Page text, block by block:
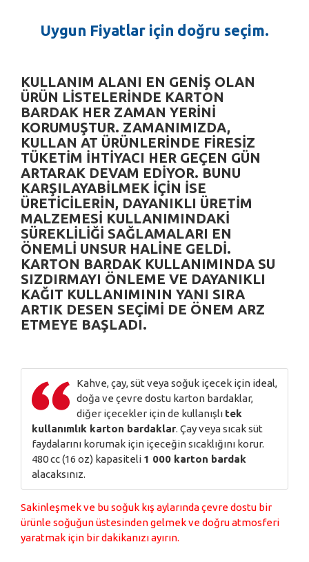
Uygun Fiyatlar için doğru seçim.
KULLANIM ALANI EN GENIŞ OLAN
ÜRÜN LISTELERINDE KARTON
BARDAK HER ZAMAN YERINI
KORUMUŞTUR. ZAMANIMIZDA,
KULLAN AT ÜRÜNLERINDE FIRESIZ
TÜKETIM IHTIYACI HER GEÇEN GÜN
ARTARAK DEVAM EDIYOR. BUNU
KARŞILAYABILMEK IÇIN ISE
ÜRETICILERIN, DAYANIKLI ÜRETIM
MALZEMESI KULLANIMINDAKI
SÜREKLILIĞI SAĞLAMALARI EN
ÖNEMLI UNSUR HALINE GELDI.
KARTON BARDAK KULLANIMINDA SU
SIZDIRMAYI ÖNLEME VE DAYANIKLI
KAĞIT KULLANIMININ YANI SIRA
ARTIK DESEN SEÇIMI DE ÖNEM ARZ
ETMEYE BAŞLADI.
Kahve, çay, süt veya soğuk içecek için ideal,
doğa ve çevre dostu karton bardaklar,
diğer içecekler için de kullanışlı tek
kullanımlık karton bardaklar. Çay veya sıcak süt
faydalarını korumak için içeceğin sıcaklığını korur.
480 cc (16 oz) kapasiteli 1 000 karton bardak
alacaksınız.
Sakinleşmek ve bu soğuk kış aylarında çevre dostu bir
ürünle soğuğun üstesinden gelmek ve doğru atmosferi
yaratmak için bir dakikanızı ayırın.